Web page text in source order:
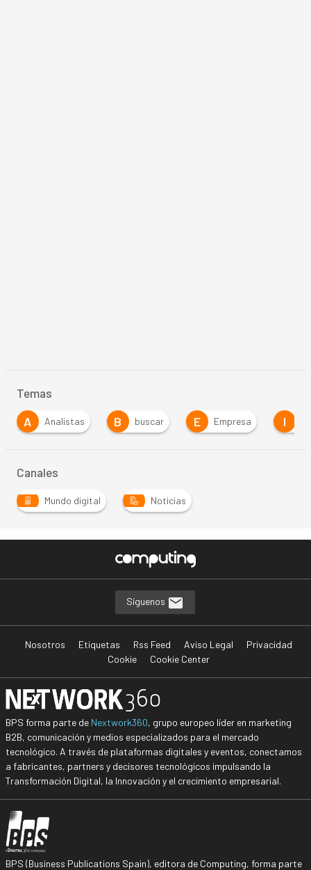
Temas
B buscar E Empresa
Investigación
Canales
Mundo digital Noticias
Síguenos
Nosotros Etiquetas Rss Feed Aviso Legal
Privacidad
Cookie
Cookie Center
BPS forma parte de Nextwork360, grupo europeo líder en marketing
B2B, comunicación y medios especializados para el mercado
tecnológico. A través de plataformas digitales y eventos, conectamos
a fabricantes, partners y decisores tecnológicos impulsando la
Transformación Digital, la Innovación y el crecimiento empresarial.
BPS (Business Publications Spain), editora de Computing, forma parte